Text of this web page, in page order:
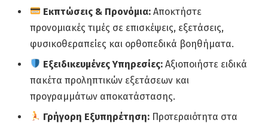
Εκπτώσεις & Προνόμια: Αποκτήστε
προνομιακές τιμές σε επισκέψεις, εξετάσεις,
φυσικοθεραπείες και ορθοπεδικά βοηθήματα.
Εξειδικευμένες Υπηρεσίες: Αξιοποιήστε ειδικά
πακέτα προληπτικών εξετάσεων και
προγραμμάτων αποκατάστασης.
Γρήγορη Εξυπηρέτηση: Προτεραιότητα στα